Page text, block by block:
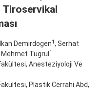
Tiroservikal
Demirdogen1, Serhat
Mehmet Tugrul 1
Anesteziyoloji Ve
Plastik Cerrahi Abd,